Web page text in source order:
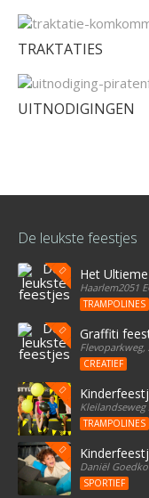
TRAKTATIES
UITNODIGINGEN
De leukste feestjes
Het
Haarlem2051
TRAMPOLINES
Graffiti
CREATIEF
Kleilandseweg
TRAMPOLINES
Daniël
SPORTIEF